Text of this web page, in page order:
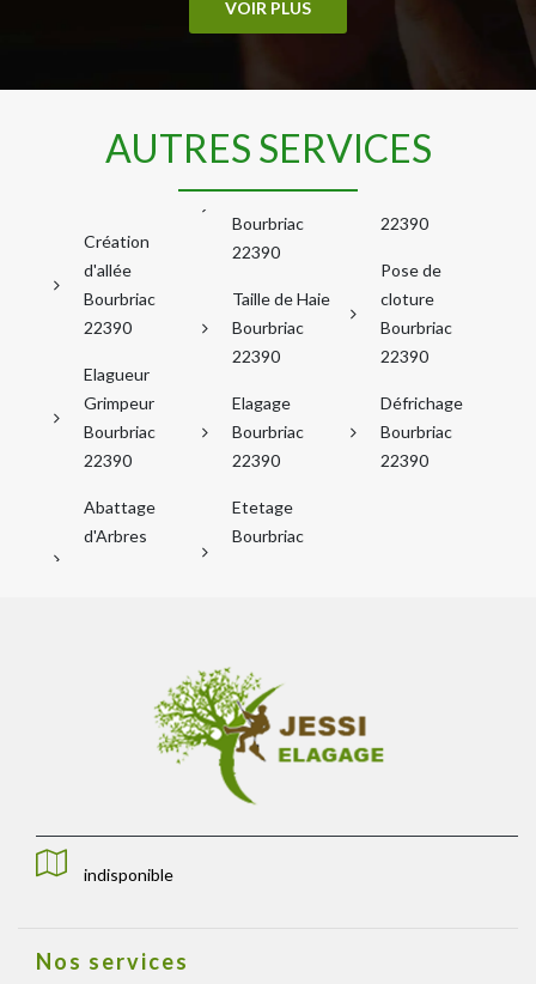
VOIR PLUS
AUTRES SERVICES
Création
d'allée
Bourbriac
22390
Elagueur
Grimpeur
Bourbriac
22390
Abattage
d'Arbres
Bourbriac
22390
Taille de Haie
Bourbriac
22390
Elagage
Bourbriac
22390
Etetage
Bourbriac
22390
Pose de
cloture
Bourbriac
22390
Défrichage
Bourbriac
22390
indisponible
Nos services